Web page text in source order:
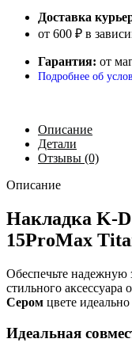
Доставка
от 600 ₽ в
Гарантия: от
Подробнее об
Описание
Детали
Отзывы (0)
Описание
Накладка K-
15ProMax
Обеспечьте
стильного аксессуара
Сером цвете
Идеальная